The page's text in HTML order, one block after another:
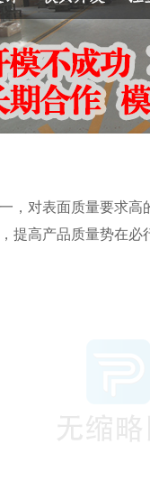
，对表面质量要求
提高产品质量势在